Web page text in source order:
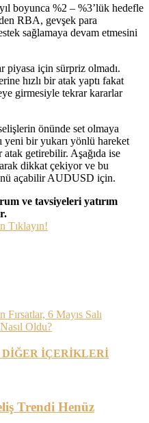
boyunca %2 – %3’lük hedefle
RBA, gevşek para
sağlamaya devam etmesini
piyasa için sürpriz olmadı.
hızlı bir atak yaptı fakat
girmesiyle tekrar kararlar
önünde set olmaya
yeni bir yukarı yönlü hareket
getirebilir. Aşağıda ise
dikkat çekiyor ve bu
açabilir AUDUSD için.
ve tavsiyeleri yatırım
Tıklayın!
Fırsatlar, 6 Mayıs Salı
Oldu?
İÇERİKLERİ
Trendi Henüz